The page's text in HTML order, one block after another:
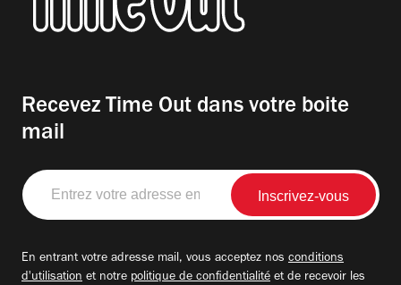
Recevez Time Out dans votre boite
mail
Entrez
votre
adresse
En entrant votre adresse mail, vous acceptez nos conditions
d'utilisation et notre politique de confidentialité et de recevoir les